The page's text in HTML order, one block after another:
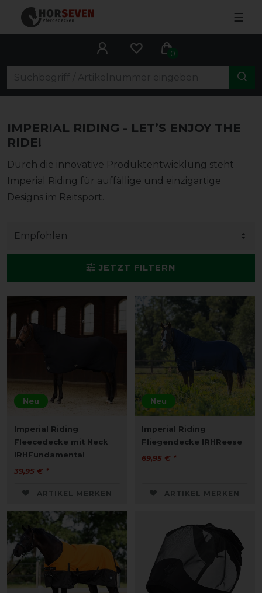
☰
0
IMPERIAL RIDING - LET’S ENJOY THE
RIDE!
Durch die innovative Produktentwicklung steht
Imperial Riding für auffällige und einzigartige
Designs im Reitsport.
JETZT FILTERN
Neu
Imperial Riding
Fleecedecke mit Neck
IRHFundamental
39,95 € *
ARTIKEL MERKEN
Neu
Imperial Riding
Fliegendecke IRHReese
69,95 € *
ARTIKEL MERKEN